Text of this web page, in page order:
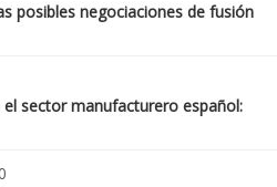
posibles negociaciones de fusión
sector manufacturero español: